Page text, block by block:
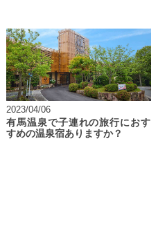
2023/04/06
有馬温泉で子連れの旅行におす
すめの温泉宿ありますか？